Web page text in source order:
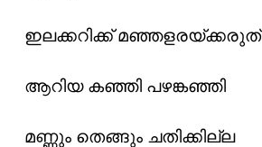
ഇലക്കറിക്ക്‌ മഞ്ഞളരയ്ക്കരുത്
ആറിയ കഞ്ഞി പഴങ്കഞ്ഞി
മണ്ണും തെങ്ങും ചതിക്കില്ല